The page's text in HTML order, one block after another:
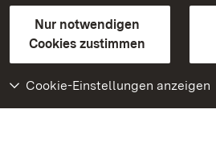
Nur notwendigen
Cookies zustimmen
Cookie-Einstellungen anzeigen
GebärdenspracheLeichte Sprache
Erklärung zur Barrierefreiheit
BITV-konform (geprüfte Seiten)
Weiteres